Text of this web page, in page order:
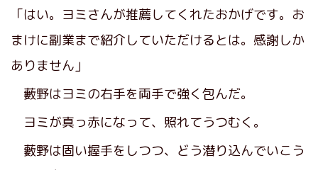
「はい。ヨミさんが推薦してくれたおかげです。お
まけに副業まで紹介していただけるとは。感謝しか
ありません」
藪野はヨミの右手を両手で強く包んだ。
ヨミが真っ赤になって、照れてうつむく。
藪野は固い握手をしつつ、どう潜り込んでいこう